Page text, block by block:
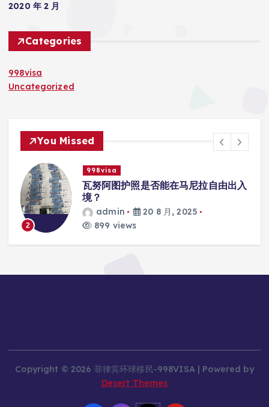
2020 年 2 月
Categories
998visa
Uncategorized
You Missed
2
998visa
瓦努阿图护照是否能在马尼拉自由出入
境？
admin
20 8 月, 2025
899 views
Copyright © 2026 菲律宾环球移民-998VISA | Powered by
Desert Themes